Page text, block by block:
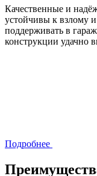
Качественные и
устойчивы к взлому
поддерживать в
конструкции удачно
Подробнее